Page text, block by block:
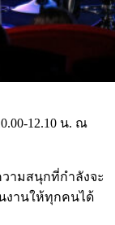
12.10 น. ณ
ามสนุกที่กำลังจะ
งานให้ทุกคนได้